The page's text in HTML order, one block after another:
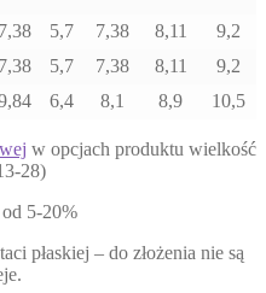
7,38 5,7 7,38 8,11
9,2
7,38 5,7 7,38 8,11
9,2
6,4 8,1 8,9 10,5
w opcjach produktu wielkość
28)
5-20%
płaskiej – do złożenia nie są